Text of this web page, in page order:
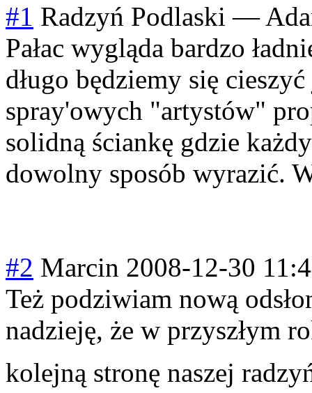
#1 Radzyń Podlaski —
Pałac wygląda bardzo
długo będziemy się
spray'owych "artystów"
solidną ściankę gdzie
dowolny sposób wyrazić.
#2 Marcin 2008-12-30
Też podziwiam nową
nadzieję, że w przyszłym
kolejną stronę naszej